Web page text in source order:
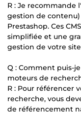
R : Je recommande
gestion de contenu)
Prestashop. Ces
simplifiée et une
gestion de votre
Q : Comment puis-
moteurs de
R : Pour référencer
recherche, vous
de référencement